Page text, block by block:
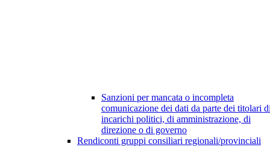
Sanzioni per mancata o incompleta
comunicazione dei dati da parte dei titolari
incarichi politici, di amministrazione, di
direzione o di governo
Rendiconti gruppi consiliari regionali/provinciali